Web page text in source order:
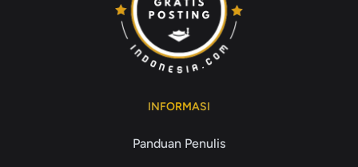
INFORMASI
Panduan Penulis